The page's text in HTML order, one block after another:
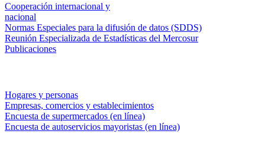
Cooperación internacional y
nacional
Normas Especiales para la difusión de datos (SDDS)
Reunión Especializada de Estadísticas del Mercosur
Publicaciones
Hogares y personas
Empresas, comercios y establecimientos
Encuesta de supermercados (en línea)
Encuesta de autoservicios mayoristas (en línea)